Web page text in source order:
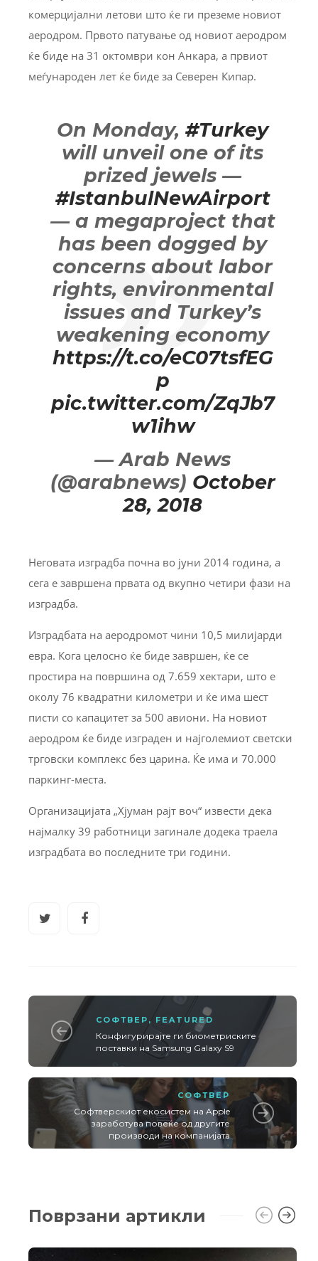
комерцијални летови што ќе ги преземе новиот
аеродром. Првото патување од новиот аеродром
ќе биде на 31 октомври кон Анкара, а првиот
меѓународен лет ќе биде за Северен Кипар.
On Monday, #Turkey
will unveil one of its
prized jewels —
#IstanbulNewAirport
— a megaproject that
has been dogged by
concerns about labor
rights, environmental
issues and Turkey’s
weakening economy
https://t.co/eC07tsfEG
p
pic.twitter.com/ZqJb7
w1ihw
— Arab News
(@arabnews) October
28, 2018
Неговата изградба почна во јуни 2014 година, а
сега е завршена првата од вкупно четири фази на
изградба.
Изградбата на аеродромот чини 10,5 милијарди
евра. Кога целосно ќе биде завршен, ќе се
простира на површина од 7.659 хектари, што е
околу 76 квадратни километри и ќе има шест
писти со капацитет за 500 авиони. На новиот
аеродром ќе биде изграден и најголемиот светски
трговски комплекс без царина. Ќе има и 70.000
паркинг-места.
Организацијата „Хјуман рајт воч“ извести дека
најмалку 39 работници загинале додека траела
изградбата во последните три години.
СОФТВЕР , FEATURED
Конфигурирајте ги биометриските
поставки на Samsung Galaxy S9
СОФТВЕР
Софтверскиот екосистем на Apple
заработува повеќе од другите
производи на компанијата
Поврзани артикли